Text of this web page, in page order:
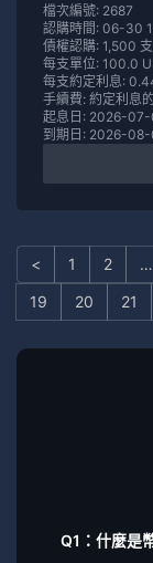
檔次編號: 2687
認購時間: 06-30
債權認購: 1,500 支
每支單位: 100.0
每支約定利息:
手續費: 約定利息
起息日: 2026-
到期日: 2026-
< 1 2 …
19
20 21
Q1：什麼是